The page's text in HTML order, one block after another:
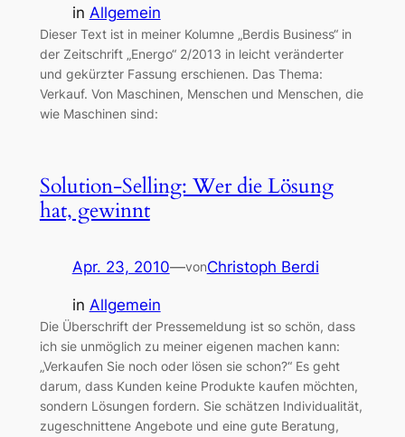
in Allgemein
Dieser Text ist in meiner Kolumne „Berdis Business“ in
der Zeitschrift „Energo“ 2/2013 in leicht veränderter
und gekürzter Fassung erschienen. Das Thema:
Verkauf. Von Maschinen, Menschen und Menschen, die
wie Maschinen sind:
Solution-Selling: Wer die Lösung
hat, gewinnt
Apr. 23, 2010—vonChristoph Berdi
in Allgemein
Die Überschrift der Pressemeldung ist so schön, dass
ich sie unmöglich zu meiner eigenen machen kann:
„Verkaufen Sie noch oder lösen sie schon?“ Es geht
darum, dass Kunden keine Produkte kaufen möchten,
sondern Lösungen fordern. Sie schätzen Individualität,
zugeschnittene Angebote und eine gute Beratung,